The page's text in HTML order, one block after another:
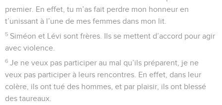
premier. En effet, tu m’as fait perdre mon honneur en
t’unissant à l’une de mes femmes dans mon lit.
5 Siméon et Lévi sont frères. Ils se mettent d’accord pour agir
avec violence.
6 Je ne veux pas participer au mal qu’ils préparent, je ne
veux pas participer à leurs rencontres. En effet, dans leur
colère, ils ont tué des hommes, et par plaisir, ils ont blessé
des taureaux.